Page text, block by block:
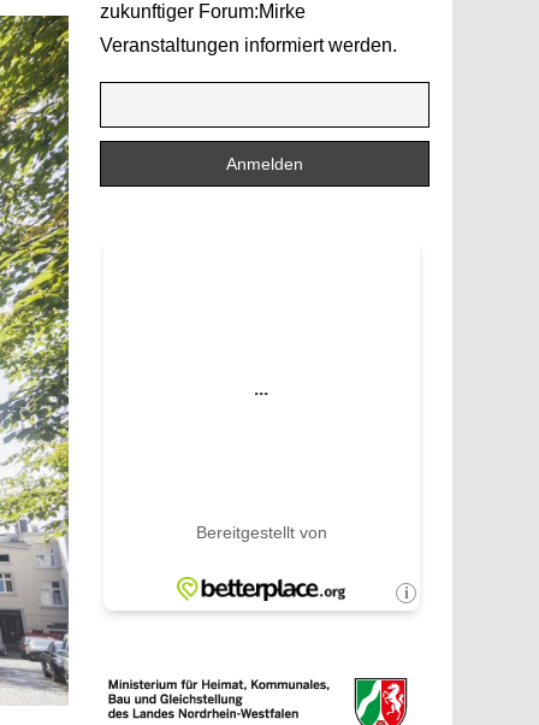
zukunftiger Forum:Mirke
Veranstaltungen informiert werden.